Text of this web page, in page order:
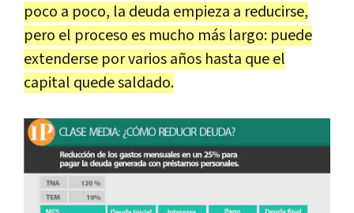
poco a poco, la deuda empieza a reducirse,
pero el proceso es mucho más largo: puede
extenderse por varios años hasta que el
capital quede saldado.